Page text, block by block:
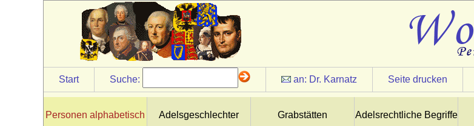
Start Suche: an: Dr. Karnatz Seite drucken
Personen alphabetisch Adelsgeschlechter Grabstätten Adelsrechtliche Begriffe
NN Gemahlin von Eberhard von Cleve
* unbekannt; + unbekannt
NN Gemahlin von Engelbert I. von Berg
* unbekannt; + unbekannt
NN Gemahlin von Fulco I. von Este
* unbekannt; + unbekannt
NN Gemahlin von Gerhard I. im Jülichgau
NN Gemahlin von Gerhard II. im Jülichgau
* unbekannt; + unbekannt